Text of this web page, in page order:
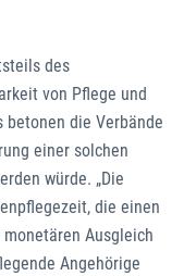
des
von Pflege und
die Verbände
einer solchen
würde. „Die
die einen
Ausgleich
Angehörige